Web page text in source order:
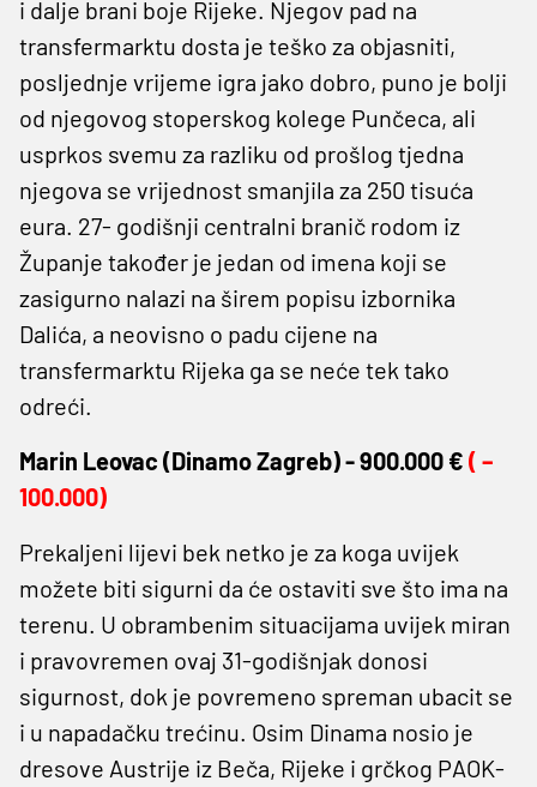
i dalje brani boje Rijeke. Njegov pad na
transfermarktu dosta je teško za objasniti,
posljednje vrijeme igra jako dobro, puno je bolji
od njegovog stoperskog kolege Punčeca, ali
usprkos svemu za razliku od prošlog tjedna
njegova se vrijednost smanjila za 250 tisuća
eura. 27- godišnji centralni branič rodom iz
Županje također je jedan od imena koji se
zasigurno nalazi na širem popisu izbornika
Dalića, a neovisno o padu cijene na
transfermarktu Rijeka ga se neće tek tako
odreći.
Marin Leovac (Dinamo Zagreb) -900.000 € ( –
100.000)
Prekaljeni lijevi bek netko je za koga uvijek
možete biti sigurni da će ostaviti sve što ima na
terenu. U obrambenim situacijama uvijek miran
i pravovremen ovaj 31-godišnjak donosi
sigurnost, dok je povremeno spreman ubacit se
i u napadačku trećinu. Osim Dinama nosio je
dresove Austrije iz Beča, Rijeke i grčkog PAOK-